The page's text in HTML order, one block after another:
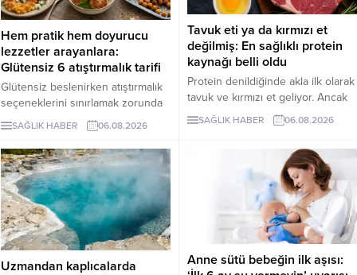
Hem pratik hem doyurucu
lezzetler arayanlara:
Glütensiz 6 atıştırmalık tarifi
Glütensiz beslenirken atıştırmalık
seçeneklerini sınırlamak zorunda
değilsiniz. Evde kolayca
hazırlayabileceğiniz bu 5 glütensiz
tarif, hem pratik hem de lezzetli
alternatifler sunuyor.
SAĞLIK HABER 06.08.2026
Tavuk eti ya da kırmızı et
değilmiş: En sağlıklı protein
kaynağı belli oldu
Protein denildiğinde akla ilk olarak
tavuk ve kırmızı et geliyor. Ancak
bilim insanları, son yıllarda yapılan
araştırmaların kurubaklagilleri daha
öne çıkardığını belirtiyor. Özellikle
mercimek, nohut ve fasulyenin
hem yüksek protein hem de lif
içeriğiyle uzun vadeli sağlık
açısından önemli avantajlar
sunduğu ifade ediliyor.
SAĞLIK HABER 06.08.2026
Uzmandan kaplıcalarda
Anne sütü bebeğin ilk aşısı: